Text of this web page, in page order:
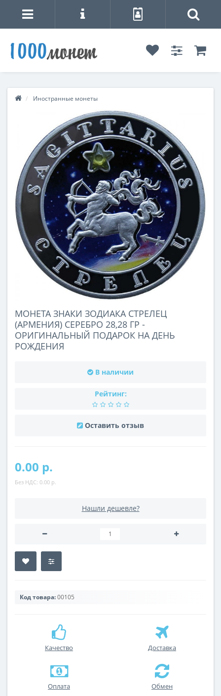
Иностранные монеты
МОНЕТА ЗНАКИ ЗОДИАКА СТРЕЛЕЦ
(АРМЕНИЯ) СЕРЕБРО 28,28 ГР -
ОРИГИНАЛЬНЫЙ ПОДАРОК НА ДЕНЬ
РОЖДЕНИЯ
В наличии
Рейтинг:
Оставить отзыв
0.00 р.
Без НДС: 0.00 р.
Нашли дешевле?
Код товара:00105
Качество Доставка
Оплата Обмен